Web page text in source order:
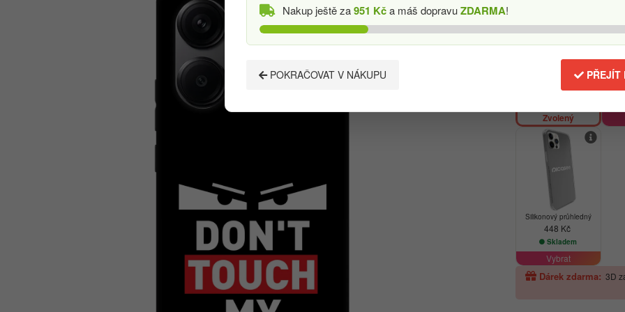
Fashion Case
1 290 Kč
Zvolený
Silikonový průhledný
448 Kč
Skladem
Vybrat
Dárek zdarma: 3D
Nakup ještě za951 Kča máš dopravuZDARMA!
PŘEJÍT
POKRAČOVAT V NÁKUPU